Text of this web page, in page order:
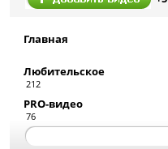
Главная
Любительское
212
PRO-видео
76